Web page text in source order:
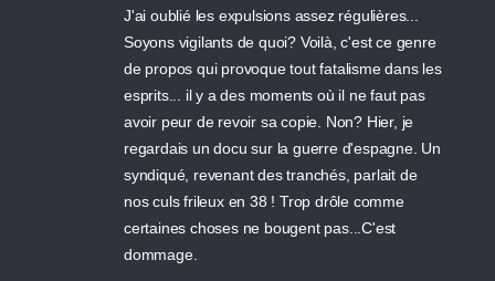
J'ai oublié les expulsions assez régulières...
Soyons vigilants de quoi? Voilà, c'est ce genre
de propos qui provoque tout fatalisme dans les
esprits... il y a des moments où il ne faut pas
avoir peur de revoir sa copie. Non? Hier, je
regardais un docu sur la guerre d'espagne. Un
syndiqué, revenant des tranchés, parlait de
nos culs frileux en 38 ! Trop drôle comme
certaines choses ne bougent pas...C'est
dommage.